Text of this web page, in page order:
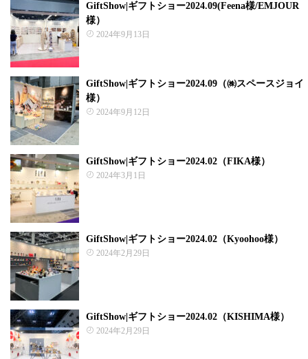
GiftShow|ギフトショー2024.09(Feena様/EMJOUR
様）
2024年9月13日
GiftShow|ギフトショー2024.09（㈱スペースジョイ
様）
2024年9月12日
GiftShow|ギフトショー2024.02（FIKA様）
2024年3月1日
GiftShow|ギフトショー2024.02（Kyoohoo様）
2024年2月29日
GiftShow|ギフトショー2024.02（KISHIMA様）
2024年2月29日